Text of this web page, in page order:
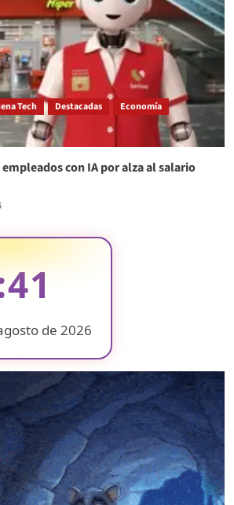
Tech Destacadas
Economía
con IA por alza al salario
de 2026
❄
❄
❄
❄